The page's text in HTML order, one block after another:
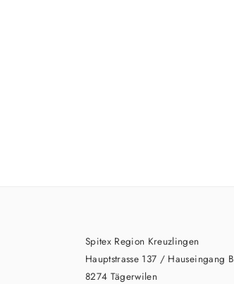
Spitex Region Kreuzlingen
Hauptstrasse 137 / Hauseingang B
8274 Tägerwilen